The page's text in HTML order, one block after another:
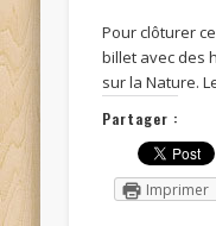
Pour clôturer
billet avec des
sur la Nature.
Partager :
Imprimer